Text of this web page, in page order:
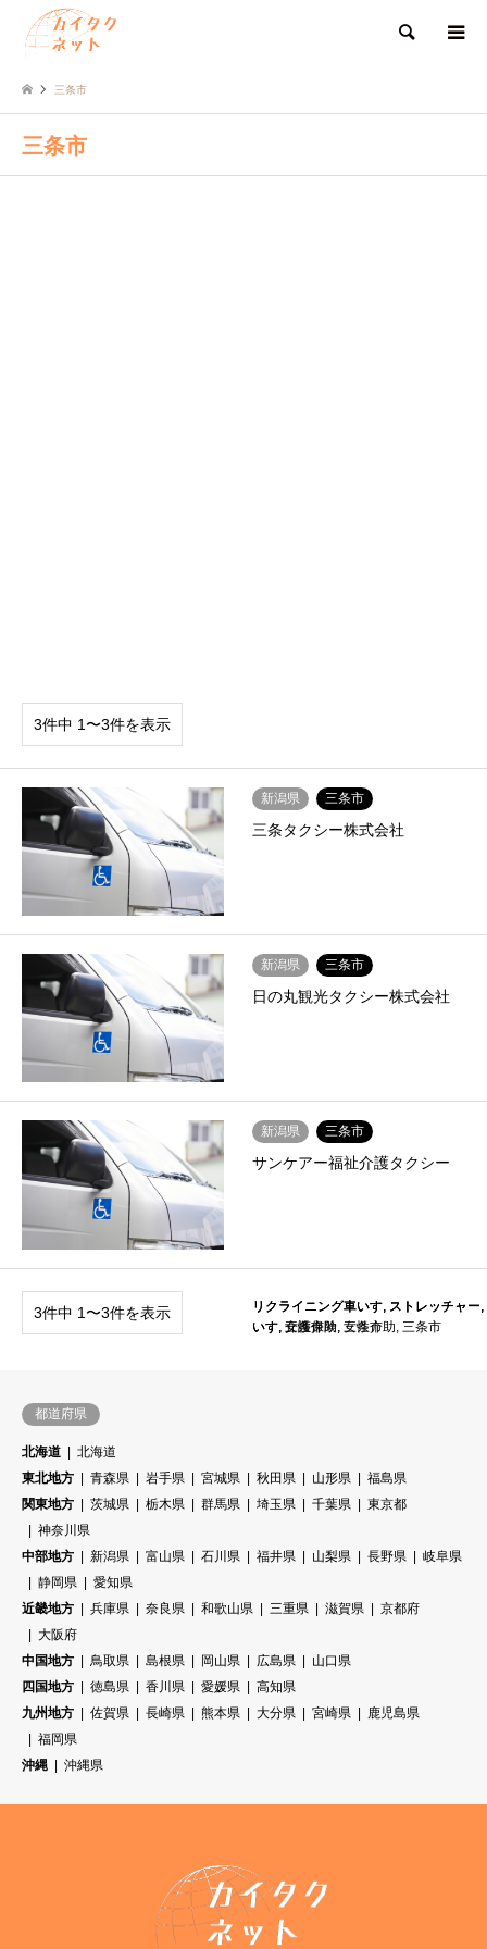
検索
三条市
三条市
3件中 1〜3件を表示
新潟県 三条市
三条タクシー株式会社
リクライニング車いす, ストレッチャー
いす, 三条市
新潟県 三条市
日の丸観光タクシー株式会社
リクライニング車いす, ストレッチャー
いす, 介護保険, 女性介助 三条市
新潟県 三条市
サンケアー福祉介護タクシー
リクライニング車いす, ストレッチャー
いす, 女性介助, 三条市
3件中 1〜3件を表示
都道府県
北海道
北海道
東北地方
青森県 岩手県 宮城県 秋田県 山形県
福島県
関東地方
茨城県 栃木県 群馬県 埼玉県 千葉県
東京都
神奈川県
中部地方
新潟県 富山県 石川県 福井県 山梨県 長野県
岐阜県
静岡県
愛知県
近畿地方
兵庫県 奈良県 和歌山県 三重県 滋賀県
京都府
大阪府
中国地方
鳥取県 島根県 岡山県 広島県
山口県
四国地方
徳島県 香川県 愛媛県
高知県
九州地方
佐賀県 長崎県 熊本県 大分県 宮崎県
鹿児島県
福岡県
沖縄
沖縄県